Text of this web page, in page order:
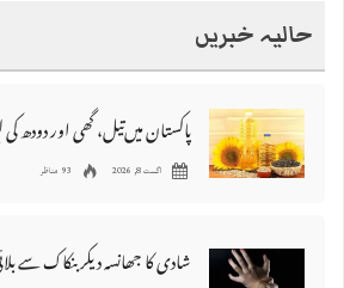
حالیہ خبریں
اگست 8, 2026 93 مناظر